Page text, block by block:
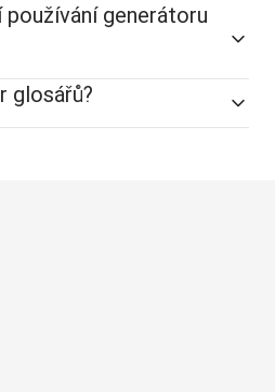
generátoru
glosářů?